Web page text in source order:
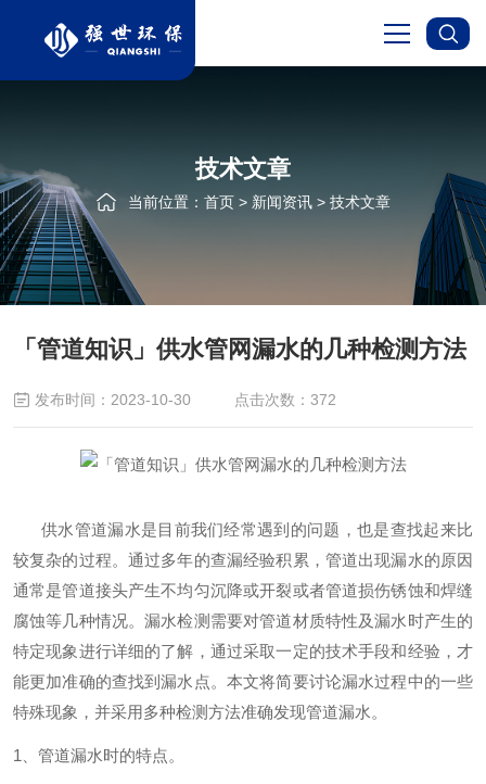
关于我们
新闻资讯
技术文章
当前位置： 首页 > 新闻资讯 > 技术文章
「管道知识」供水管网漏水的几种检测方法
发布时间：2023-10-30 点击次数：372
供水管道漏水是目前我们经常遇到的问题，也是查找起来比
较复杂的过程。通过多年的查漏经验积累，管道出现漏水的原因
通常是管道接头产生不均匀沉降或开裂或者管道损伤锈蚀和焊缝
腐蚀等几种情况。漏水检测需要对管道材质特性及漏水时产生的
特定现象进行详细的了解，通过采取一定的技术手段和经验，才
能更加准确的查找到漏水点。本文将简要讨论漏水过程中的一些
特殊现象，并采用多种检测方法准确发现管道漏水。
1、管道漏水时的特点。